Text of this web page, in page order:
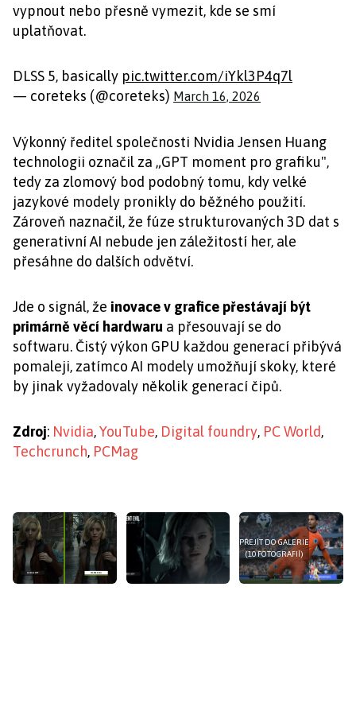
vypnout nebo přesně vymezit, kde se smí
uplatňovat.
DLSS 5, basically pic.twitter.com/iYkl3P4q7l
— coreteks (@coreteks) March 16, 2026
Výkonný ředitel společnosti Nvidia Jensen Huang
technologii označil za „GPT moment pro grafiku",
tedy za zlomový bod podobný tomu, kdy velké
jazykové modely pronikly do běžného použití.
Zároveň naznačil, že fúze strukturovaných 3D dat s
generativní AI nebude jen záležitostí her, ale
přesáhne do dalších odvětví.
Jde o signál, že inovace v grafice přestávají být
primárně věcí hardwaru a přesouvají se do
softwaru. Čistý výkon GPU každou generací přibývá
pomaleji, zatímco AI modely umožňují skoky, které
by jinak vyžadovaly několik generací čipů.
Zdroj: Nvidia,YouTube, Digital foundry, PC World,
Techcrunch, PCMag
PŘEJÍT DO GALERIE
(10 FOTOGRAFIÍ)